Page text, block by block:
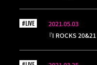
2021.05.03
『I ROCKS
#LIVE